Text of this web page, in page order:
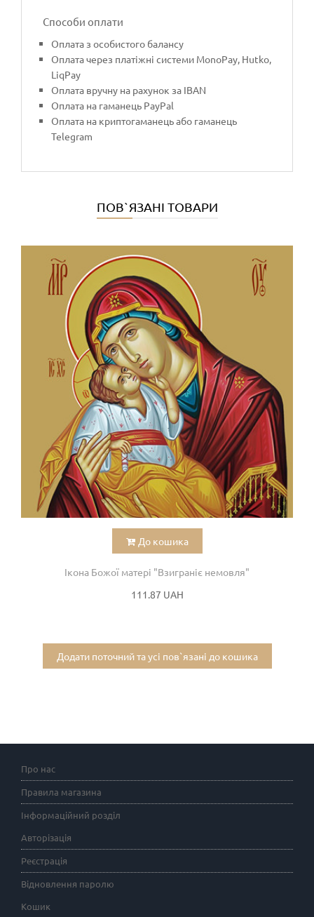
Способи оплати
Оплата з особистого балансу
Оплата через платіжні системи MonoPay, Hutko,
LiqPay
Оплата вручну на рахунок за IBAN
Оплата на гаманець PayPal
Оплата на криптогаманець або гаманець
Telegram
ПОВ`ЯЗАНІ ТОВАРИ
До кошика
Ікона Божої матері "Взиграніє немовля"
111.87 UAH
Додати поточний та усі пов`язані до кошика
Про нас
Правила магазина
Інформаційний розділ
Авторізація
Реєстрація
Відновлення паролю
Кошик